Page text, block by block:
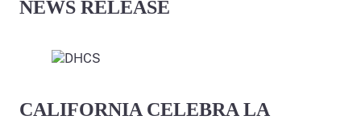
NEWS RELEASE
CALIFORNIA CELEBRA LA